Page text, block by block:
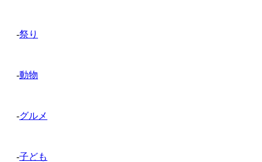
-祭り
-動物
-グルメ
-子ども